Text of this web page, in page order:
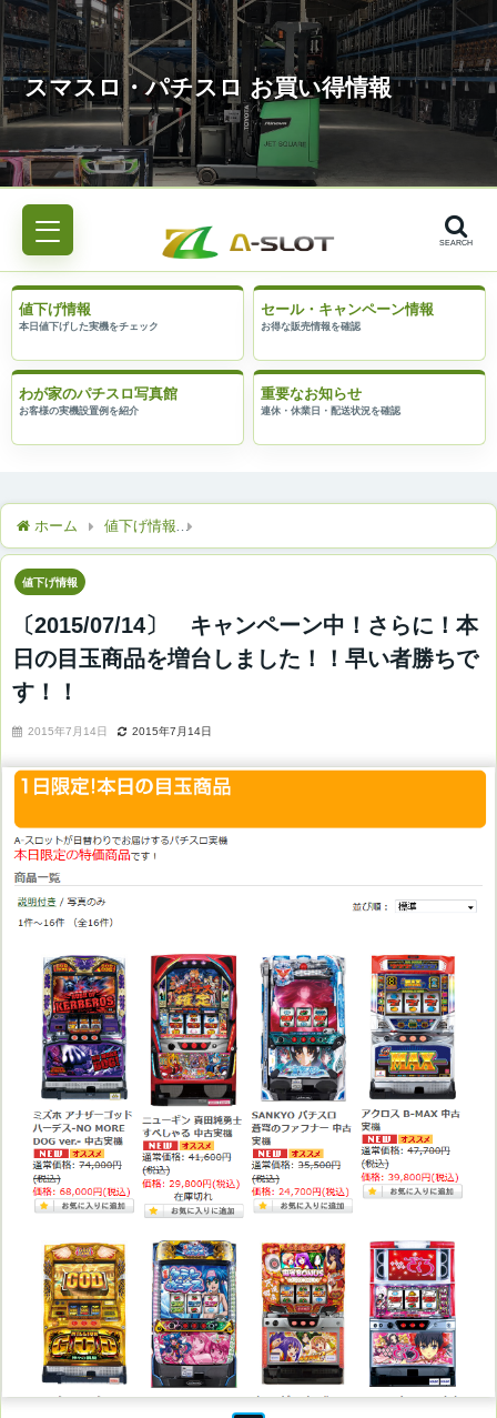
SEARCH
値下げ情報 セール・キャンペーン情報
わが家のパチスロ写真館 重要なお知らせ
ホーム 値下げ情報
値下げ情報
〔2015/07/14〕 キャンペーン中！さらに！本
日の目玉商品を増台しました！！早い者勝ちで
す！！
2015年7月14日 2015年7月14日